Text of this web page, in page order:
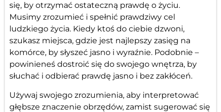
się, by otrzymać ostateczną prawdę o życiu.
Musimy zrozumieć i spełnić prawdziwy cel
ludzkiego życia. Kiedy ktoś do ciebie dzwoni,
szukasz miejsca, gdzie jest najlepszy zasięg na
komórce, by słyszeć jasno i wyraźnie. Podobnie –
powinieneś dostroić się do swojego wnętrza, by
słuchać i odbierać prawdę jasno i bez zakłóceń.
Używaj swojego zrozumienia, aby interpretować
głębsze znaczenie obrzędów, zamist sugerować się